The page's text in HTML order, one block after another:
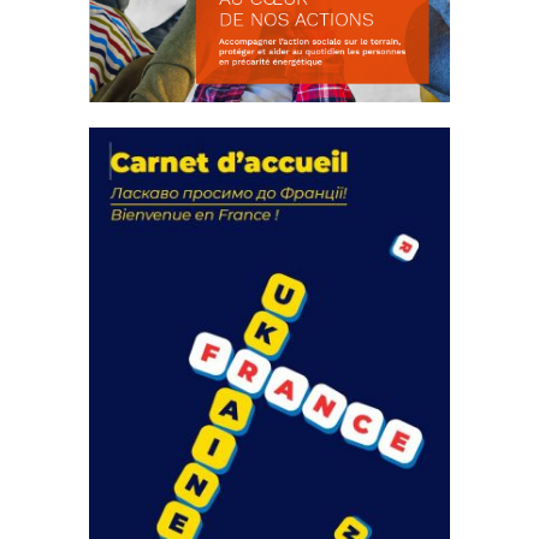
actions
18 septembre 2023
FEUILLETER